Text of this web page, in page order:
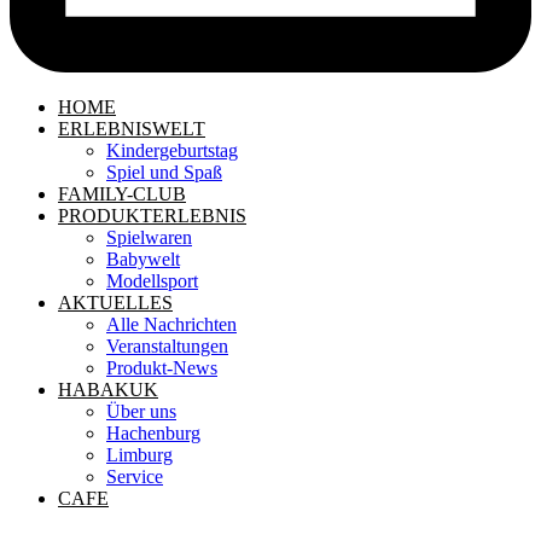
HOME
ERLEBNISWELT
Kindergeburtstag
Spiel und Spaß
FAMILY-CLUB
PRODUKTERLEBNIS
Spielwaren
Babywelt
Modellsport
AKTUELLES
Alle Nachrichten
Veranstaltungen
Produkt-News
HABAKUK
Über uns
Hachenburg
Limburg
Service
CAFE